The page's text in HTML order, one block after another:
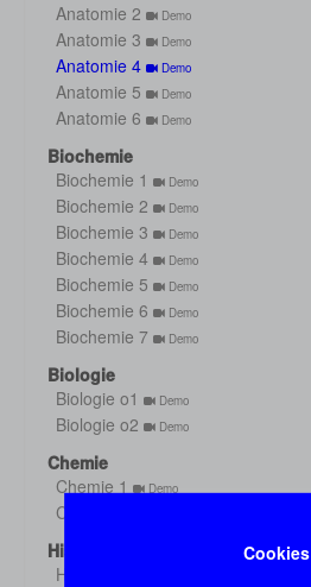
Cookies
Anatomie 2 Demo
Anatomie 3 Demo
Anatomie 4 Demo
Anatomie 5 Demo
Anatomie 6 Demo
Biochemie
Biochemie 1
Demo
Biochemie 2 Demo
Biochemie 3 Demo
Biochemie 4 Demo
Biochemie 5 Demo
Biochemie 6 Demo
Biochemie 7 Demo
Biologie
Biologie o1
Demo
Biologie o2 Demo
Chemie
Chemie 1
Demo
Chemie 2
Histologie
Histologie s1